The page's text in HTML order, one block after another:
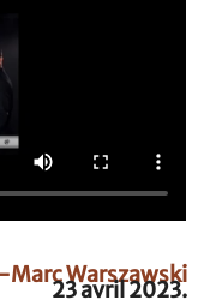
Marc Warszawski
23 avril 2023.